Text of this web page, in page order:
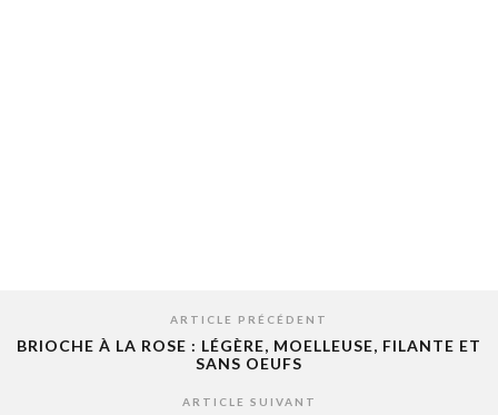
ARTICLE PRÉCÉDENT
BRIOCHE À LA ROSE : LÉGÈRE, MOELLEUSE, FILANTE ET
SANS OEUFS
ARTICLE SUIVANT